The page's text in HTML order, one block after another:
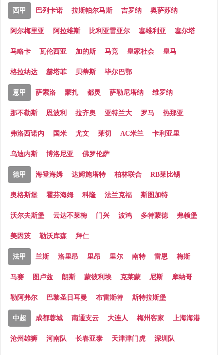
西甲 巴列卡诺 拉斯帕尔马斯 吉罗纳 奥萨苏纳
阿尔梅里亚 阿拉维斯 比利亚雷亚尔 塞维利亚 塞尔塔
马略卡 瓦伦西亚 加的斯 马竞 皇家社会 皇马
格拉纳达 赫塔菲 贝蒂斯 毕尔巴鄂
意甲 萨索洛 蒙扎 都灵 萨勒尼塔纳 维罗纳
那不勒斯 恩波利 拉齐奥 亚特兰大 罗马 热那亚
弗洛西诺内 国米 尤文 莱切 AC米兰 卡利亚里
乌迪内斯 博洛尼亚 佛罗伦萨
德甲 海登海姆 达姆施塔特 柏林联合 RB莱比锡
奥格斯堡 霍芬海姆 科隆 法兰克福 斯图加特
沃尔夫斯堡 云达不莱梅 门兴 波鸿 多特蒙德 弗赖堡
美因茨 勒沃库森 拜仁
法甲 兰斯 洛里昂 里昂 里尔 南特 雷恩 梅斯
马赛 图卢兹 朗斯 蒙彼利埃 克莱蒙 尼斯 摩纳哥
勒阿弗尔 巴黎圣日耳曼 布雷斯特 斯特拉斯堡
中超 成都蓉城 南通支云 大连人 梅州客家 上海海港
沧州雄狮 河南队 长春亚泰 天津津门虎 深圳队